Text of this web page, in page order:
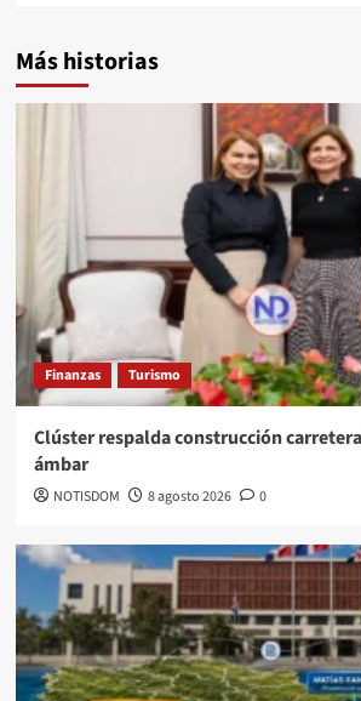
Más historias
Finanzas Turismo
Clúster respalda construcción
ámbar
NOTISDOM 8 agosto 2026 0